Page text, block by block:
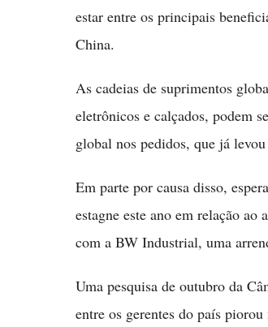
estar entre os principais
China.
As cadeias de suprimentos
eletrônicos e calçados, podem
global nos pedidos, que já
Em parte por causa disso,
estagne este ano em relação
com a BW Industrial, uma
Uma pesquisa de outubro da
entre os gerentes do país